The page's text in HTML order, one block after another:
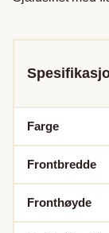
Farge
Frontbredde
Fronthøyde